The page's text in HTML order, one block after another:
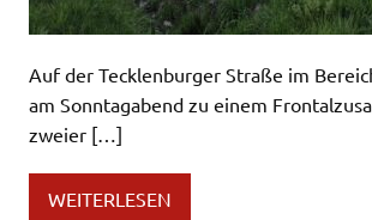
Auf der Tecklenburger Straße im
am Sonntagabend zu einem
zweier […]
WEITERLESEN